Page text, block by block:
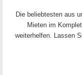
Die beliebtesten aus
Mieten im
weiterhelfen. Lassen